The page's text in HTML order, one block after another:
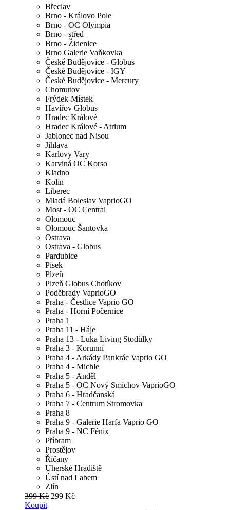
Břeclav
Brno - Královo Pole
Brno - OC Olympia
Brno - střed
Brno - Židenice
Brno Galerie Vaňkovka
České Budějovice - Globus
České Budějovice - IGY
České Budějovice - Mercury
Chomutov
Frýdek-Místek
Havířov Globus
Hradec Králové
Hradec Králové - Atrium
Jablonec nad Nisou
Jihlava
Karlovy Vary
Karviná OC Korso
Kladno
Kolín
Liberec
Mladá Boleslav VaprioGO
Most - OC Central
Olomouc
Olomouc Šantovka
Ostrava
Ostrava - Globus
Pardubice
Písek
Plzeň
Plzeň Globus Chotíkov
Poděbrady VaprioGO
Praha - Čestlice Vaprio GO
Praha - Horní Počernice
Praha 1
Praha 11 - Háje
Praha 13 - Luka Living Stodůlky
Praha 3 - Korunní
Praha 4 - Arkády Pankrác Vaprio GO
Praha 4 - Michle
Praha 5 - Anděl
Praha 5 - OC Nový Smíchov VaprioGO
Praha 6 - Hradčanská
Praha 7 - Centrum Stromovka
Praha 8
Praha 9 - Galerie Harfa Vaprio GO
Praha 9 - NC Fénix
Příbram
Prostějov
Říčany
Uherské Hradiště
Ústí nad Labem
Zlín
399 Kč 299 Kč
Koupit